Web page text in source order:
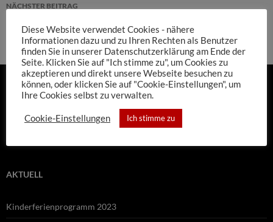
NÄCHSTER BEITRAG
SUCHE
AKTUELL
Kinderferienprogramm 2023
Diese Website verwendet Cookies - nähere
Informationen dazu und zu Ihren Rechten als Benutzer
finden Sie in unserer Datenschutzerklärung am Ende der
Seite. Klicken Sie auf "Ich stimme zu", um Cookies zu
akzeptieren und direkt unsere Webseite besuchen zu
können, oder klicken Sie auf "Cookie-Einstellungen", um
Ihre Cookies selbst zu verwalten.
Cookie-Einstellungen Ich stimme zu